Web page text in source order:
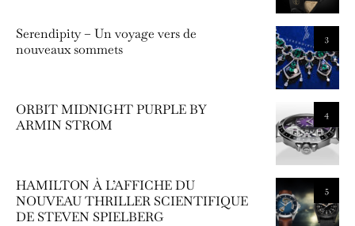
3
Serendipity – Un voyage vers de
nouveaux sommets
4
ORBIT MIDNIGHT PURPLE BY
ARMIN STROM
5
HAMILTON À L’AFFICHE DU
NOUVEAU THRILLER SCIENTIFIQUE
DE STEVEN SPIELBERG